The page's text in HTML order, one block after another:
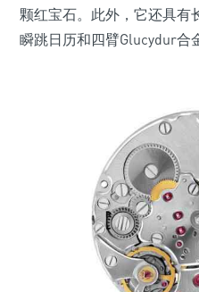
颗红宝石。此外，它还具有
瞬跳日历和四臂Glucydur合